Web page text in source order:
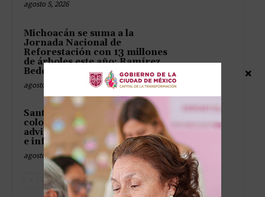
agosto 5, 2026
Michoacán se suma a la
Jornada Nacional de
Reforestación con 13 millones
de árboles este año: Ramírez
Bedolla
agosto 5, 2026
Santiago Nieto recorre
colonias de Querétaro y
advierte rezagos en seguridad
e infraestructura
agosto 5, 2026
×